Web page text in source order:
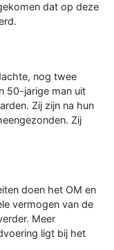
dat op deze
nog twee
50-jarige man uit
Zij zijn na hun
Zij
doen het OM en
vermogen van de
Meer
ligt bij het